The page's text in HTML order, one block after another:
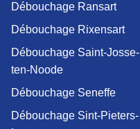
Débouchage Ransart
Débouchage Rixensart
Débouchage Saint-Josse-
ten-Noode
Débouchage Seneffe
Débouchage Sint-Pieters-